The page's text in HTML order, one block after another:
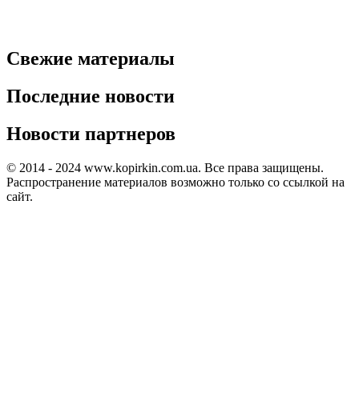
Свежие материалы
Последние новости
Новости партнеров
© 2014 - 2024 www.kopirkin.com.ua. Все права защищены.
Распространение материалов возможно только со ссылкой на
сайт.